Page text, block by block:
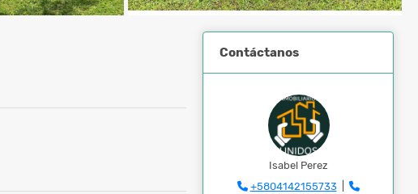
Contáctanos
Isabel Perez
+5804142155733|